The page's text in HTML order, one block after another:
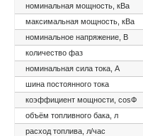
номинальная мощность, кВа
максимальная мощность, кВа
номинальное напряжение, В
количество фаз
номинальная сила тока, А
шина постоянного тока
коэффициент мощности, cosФ
объём топливного бака, л
расход топлива, л/час